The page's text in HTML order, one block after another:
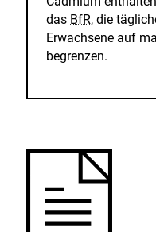
das BfR, die
Erwachsene auf
begrenzen.